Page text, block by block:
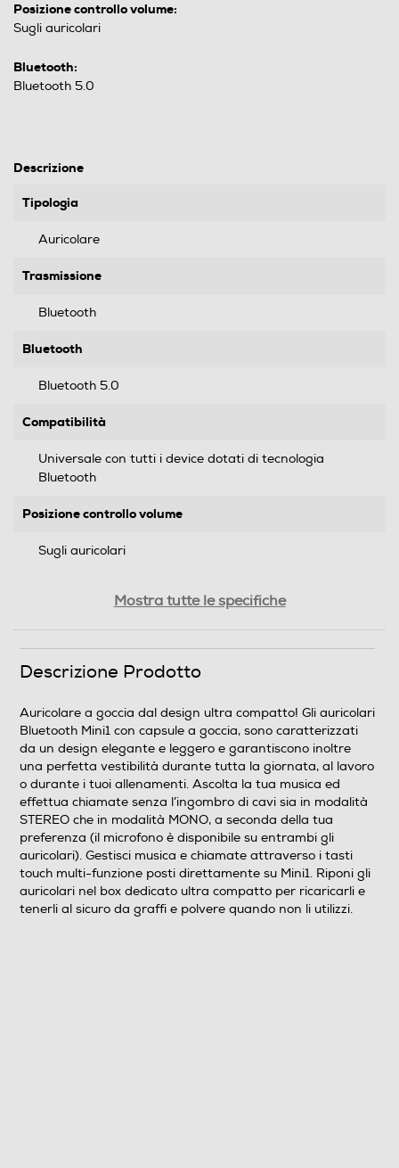
Posizione controllo volume:
Sugli auricolari
Bluetooth:
Bluetooth 5.0
Descrizione
Tipologia
Auricolare
Trasmissione
Bluetooth
Bluetooth
Bluetooth 5.0
Compatibilità
Universale con tutti i device dotati di tecnologia
Bluetooth
Posizione controllo volume
Sugli auricolari
Autonomia conversazione-h
2,5
Autonomia in attesa-h
70
Altre funzioni
Controllo Chiamate e volume/musica
Mostra tutte le specifiche
Descrizione Prodotto
Auricolare a goccia dal design ultra compatto! Gli auricolari
Bluetooth Mini1 con capsule a goccia, sono caratterizzati
da un design elegante e leggero e garantiscono inoltre
una perfetta vestibilità durante tutta la giornata, al lavoro
o durante i tuoi allenamenti. Ascolta la tua musica ed
effettua chiamate senza l’ingombro di cavi sia in modalità
STEREO che in modalità MONO, a seconda della tua
preferenza (il microfono è disponibile su entrambi gli
auricolari). Gestisci musica e chiamate attraverso i tasti
touch multi-funzione posti direttamente su Mini1. Riponi gli
auricolari nel box dedicato ultra compatto per ricaricarli e
tenerli al sicuro da graffi e polvere quando non li utilizzi.